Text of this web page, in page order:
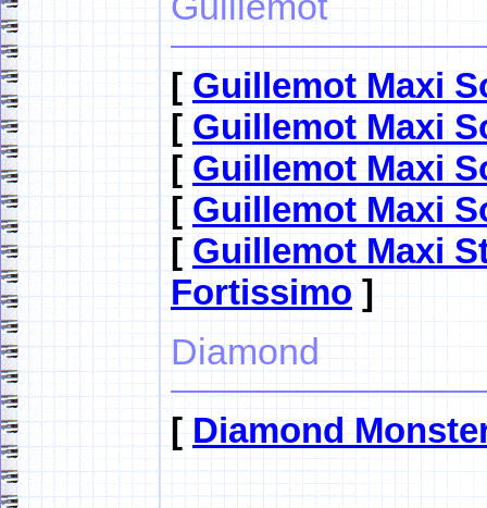
[Guillemot Maxi
[Guillemot Maxi
[Guillemot Maxi
[Guillemot Maxi
[Guillemot Maxi
Fortissimo]
Diamond
[Diamond